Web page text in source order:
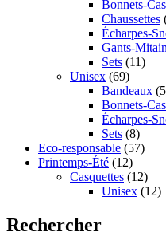
Bonnets-
Chaussettes
Écharpes-
Gants-
Sets (11)
Unisex (69)
Bandeaux
Bonnets-
Écharpes-
Sets (8)
Eco-responsable (57)
Printemps-Été (12)
Casquettes (12)
Unisex (12)
Rechercher